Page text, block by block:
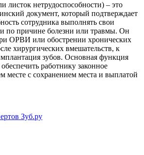
листок нетрудоспособности) – это
документ, который подтверждает
сотрудника выполнять свои
по причине болезни или травмы. Он
ОРВИ или обострении хронических
хирургических вмешательств, к
зубов. Основная функция
работнику законное
месте с сохранением места и выплатой
Зуб.ру